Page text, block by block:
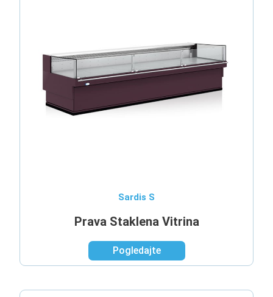
Sardis S
Prava Staklena Vitrina
Pogledajte